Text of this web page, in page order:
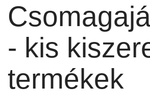
- kis
termékek